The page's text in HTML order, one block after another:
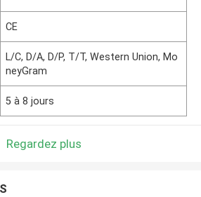
CE
L/C, D/A, D/P, T/T, Western Union, Mo
neyGram
5 à 8 jours
Regardez plus